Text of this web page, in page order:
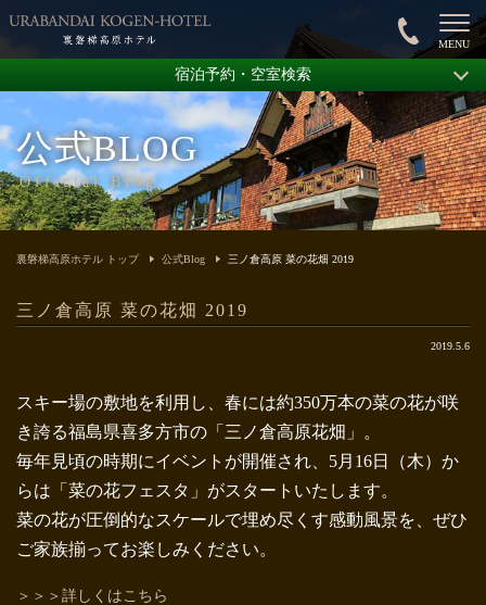
公式BLOG
Official Blog
宿泊予約・空室検索
裏磐梯高原ホテル トップ 公式Blog 三ノ倉高原 菜の花畑 2019
三ノ倉高原 菜の花畑 2019
2019.5.6
スキー場の敷地を利用し、春には約350万本の菜の花が咲
き誇る福島県喜多方市の「三ノ倉高原花畑」。
毎年見頃の時期にイベントが開催され、5月16日（木）か
らは「菜の花フェスタ」がスタートいたします。
菜の花が圧倒的なスケールで埋め尽くす感動風景を、ぜひ
ご家族揃ってお楽しみください。
＞＞＞詳しくはこちら